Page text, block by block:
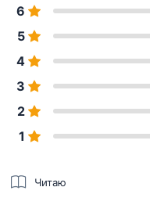
6
5
4
3
2
1
Читаю